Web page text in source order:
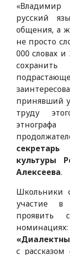
русский
общения, а
не просто
000 словах
принявший
труду
этнографа
культуры
Алексеева.
Школьники
участие в
проявить
номинациях:
с